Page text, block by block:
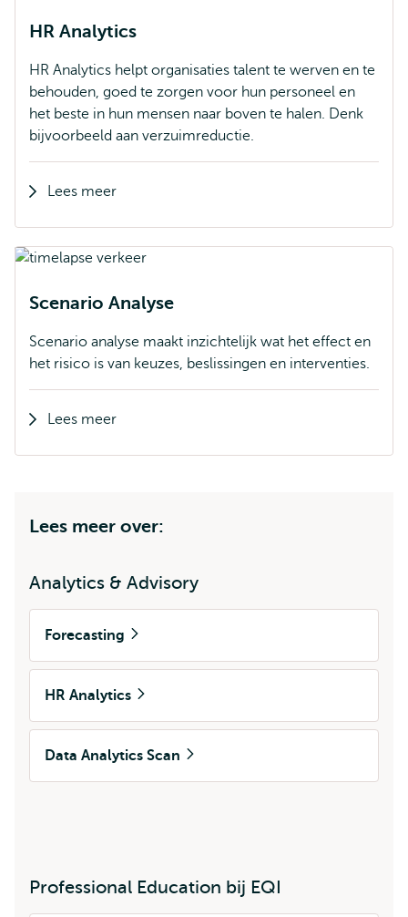
HR Analytics
HR Analytics helpt organisaties talent te werven en te
behouden, goed te zorgen voor hun personeel en
het beste in hun mensen naar boven te halen. Denk
bijvoorbeeld aan verzuimreductie.
Lees meer
Scenario Analyse
Scenario analyse maakt inzichtelijk wat het effect en
het risico is van keuzes, beslissingen en interventies.
Lees meer
Lees meer over:
Analytics & Advisory
Forecasting
HR Analytics
Data Analytics Scan
Professional Education bij EQI